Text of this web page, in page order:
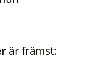
är främst: